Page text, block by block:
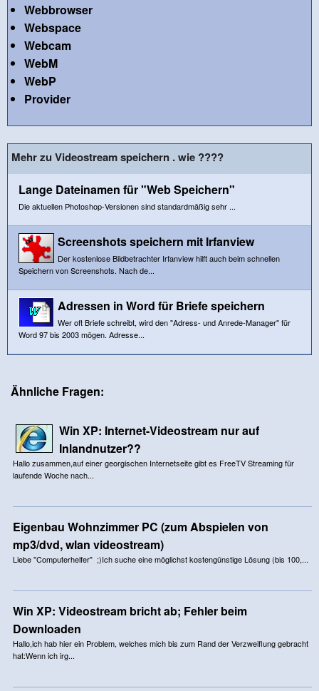
Webbrowser
Webspace
Webcam
WebM
WebP
Provider
Mehr zu Videostream speichern . wie ????
Lange Dateinamen für "Web Speichern"
Die aktuellen Photoshop-Versionen sind standardmäßig sehr ...
Screenshots speichern mit Irfanview
Der kostenlose Bildbetrachter Irfanview hilft auch beim schnellen
Speichern von Screenshots. Nach de...
Adressen in Word für Briefe speichern
Wer oft Briefe schreibt, wird den "Adress- und Anrede-Manager" für
Word 97 bis 2003 mögen. Adresse...
Ähnliche Fragen:
Win XP: Internet-Videostream nur auf
Inlandnutzer??
Hallo zusammen,auf einer georgischen Internetseite gibt es FreeTV Streaming für
laufende Woche nach...
Eigenbau Wohnzimmer PC (zum Abspielen von
mp3/dvd, wlan videostream)
Liebe "Computerhelfer" ;)Ich suche eine möglichst kostengünstige Lösung (bis 100,...
Win XP: Videostream bricht ab; Fehler beim
Downloaden
Hallo,ich hab hier ein Problem, welches mich bis zum Rand der Verzweiflung gebracht
hat:Wenn ich irg...